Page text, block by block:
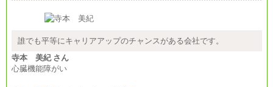
誰でも平等にキャリアアップのチャンスがある会社です。
寺本 美紀 さん
心臓機能障がい